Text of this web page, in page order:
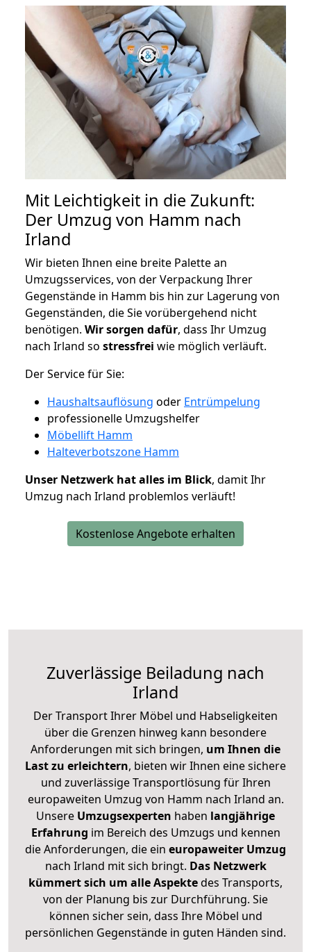
Mit Leichtigkeit in die Zukunft:
Der Umzug von Hamm nach
Irland
Wir bieten Ihnen eine breite Palette an
Umzugsservices, von der Verpackung Ihrer
Gegenstände in Hamm bis hin zur Lagerung von
Gegenständen, die Sie vorübergehend nicht
benötigen. Wir sorgen dafür, dass Ihr Umzug
nach Irland so stressfrei wie möglich verläuft.
Der Service für Sie:
Haushaltsauflösung oder Entrümpelung
professionelle Umzugshelfer
Möbellift Hamm
Halteverbotszone Hamm
Unser Netzwerk hat alles im Blick, damit Ihr
Umzug nach Irland problemlos verläuft!
Kostenlose Angebote erhalten
Zuverlässige Beiladung nach
Irland
Der Transport Ihrer Möbel und Habseligkeiten
über die Grenzen hinweg kann besondere
Anforderungen mit sich bringen, um Ihnen die
Last zu erleichtern, bieten wir Ihnen eine sichere
und zuverlässige Transportlösung für Ihren
europaweiten Umzug von Hamm nach Irland an.
Unsere Umzugsexperten haben langjährige
Erfahrung im Bereich des Umzugs und kennen
die Anforderungen, die ein europaweiter Umzug
nach Irland mit sich bringt. Das Netzwerk
kümmert sich um alle Aspektedes Transports,
von der Planung bis zur Durchführung. Sie
können sicher sein, dass Ihre Möbel und
persönlichen Gegenstände in guten Händen sind.